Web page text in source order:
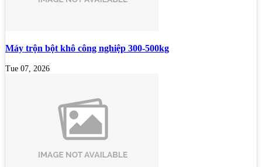
Máy trộn bột khô công nghiệp 300-500kg
Tue 07, 2026